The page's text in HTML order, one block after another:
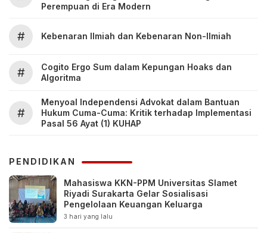
Perempuan di Era Modern
# Kebenaran Ilmiah dan Kebenaran Non-Ilmiah
#
Cogito Ergo Sum dalam Kepungan Hoaks dan
Algoritma
#
Menyoal Independensi Advokat dalam Bantuan
Hukum Cuma-Cuma: Kritik terhadap Implementasi
Pasal 56 Ayat (1) KUHAP
PENDIDIKAN
Mahasiswa KKN-PPM Universitas Slamet
Riyadi Surakarta Gelar Sosialisasi
Pengelolaan Keuangan Keluarga
3 hari yang lalu